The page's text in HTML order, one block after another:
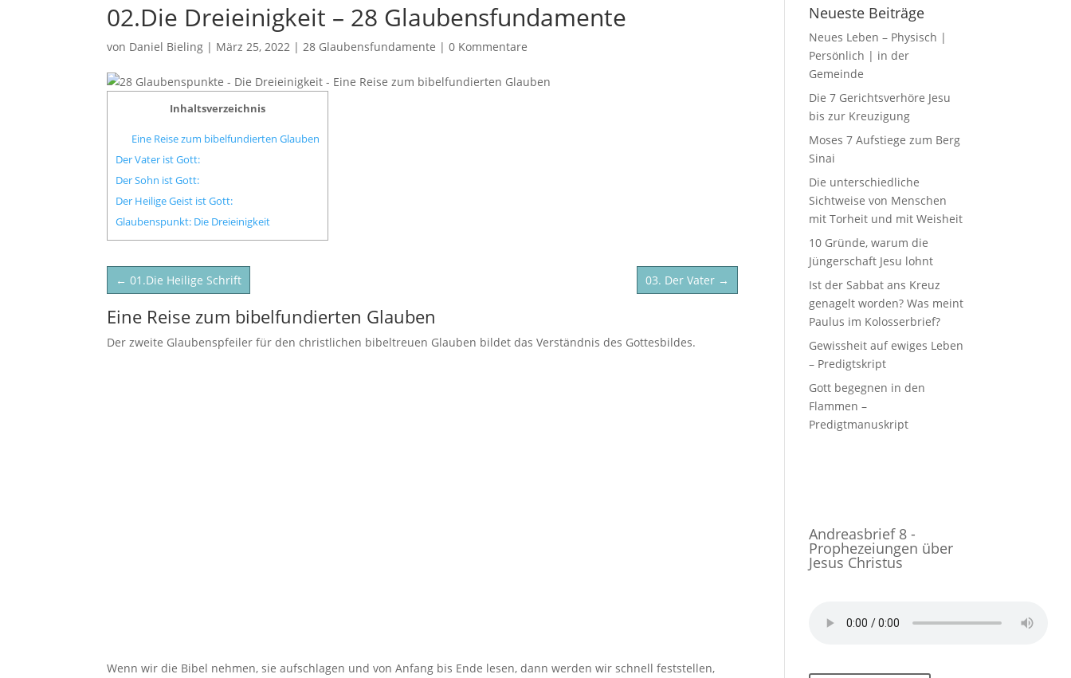
02.Die Dreieinigkeit – 28 Glaubensfundamente
von Daniel Bieling | März 25, 2022 |28 Glaubensfundamente |0 Kommentare
Inhaltsverzeichnis
Eine Reise zum bibelfundierten Glauben
Der Vater ist Gott:
Der Sohn ist Gott:
Der Heilige Geist ist Gott:
Glaubenspunkt: Die Dreieinigkeit
←01.Die Heilige Schrift 03. Der Vater →
Eine Reise zum bibelfundierten Glauben
Der zweite Glaubenspfeiler für den christlichen bibeltreuen Glauben bildet das Verständnis des Gottesbildes.
Wenn wir die Bibel nehmen, sie aufschlagen und von Anfang bis Ende lesen, dann werden wir schnell feststellen,
Neueste Beiträge
Neues Leben – Physisch |
Persönlich | in der
Gemeinde
Die 7 Gerichtsverhöre Jesu
bis zur Kreuzigung
Moses 7 Aufstiege zum Berg
Sinai
Die unterschiedliche
Sichtweise von Menschen
mit Torheit und mit Weisheit
10 Gründe, warum die
Jüngerschaft Jesu lohnt
Ist der Sabbat ans Kreuz
genagelt worden? Was meint
Paulus im Kolosserbrief?
Gewissheit auf ewiges Leben
– Predigtskript
Gott begegnen in den
Flammen –
Predigtmanuskript
Andreasbrief 8 -
Prophezeiungen über
Jesus Christus